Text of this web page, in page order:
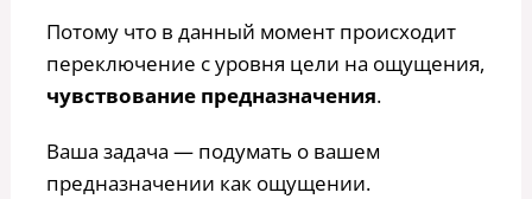
Потому что в данный момент происходит
переключение с уровня цели на ощущения,
чувствование предназначения.
Ваша задача — подумать о вашем
предназначении как ощущении.